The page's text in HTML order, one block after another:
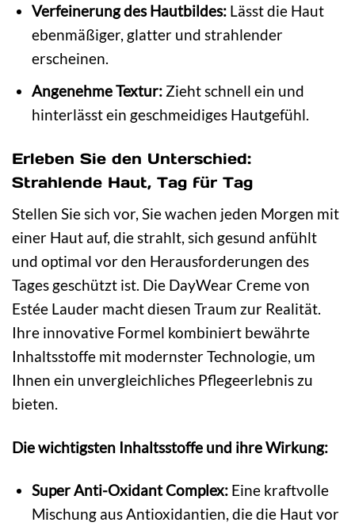
Verfeinerung des Hautbildes:Lässt die Haut
ebenmäßiger, glatter und strahlender
erscheinen.
Angenehme Textur:Zieht schnell ein und
hinterlässt ein geschmeidiges Hautgefühl.
Erleben Sie den Unterschied:
Strahlende Haut, Tag für Tag
Stellen Sie sich vor, Sie wachen jeden Morgen mit
einer Haut auf, die strahlt, sich gesund anfühlt
und optimal vor den Herausforderungen des
Tages geschützt ist. Die DayWear Creme von
Estée Lauder macht diesen Traum zur Realität.
Ihre innovative Formel kombiniert bewährte
Inhaltsstoffe mit modernster Technologie, um
Ihnen ein unvergleichliches Pflegeerlebnis zu
bieten.
Die wichtigsten Inhaltsstoffe und ihre Wirkung:
Super Anti-Oxidant Complex:Eine kraftvolle
Mischung aus Antioxidantien, die die Haut vor